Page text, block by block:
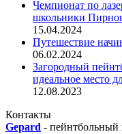
Чемпионат по
школьники
15.04.2024
Путешествие
06.02.2024
Загородный
идеальное место
12.08.2023
Контакты
Gepard - пейнтбольный